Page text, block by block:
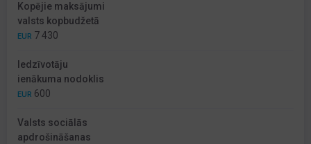
Kopējie maksājumi
valsts kopbudžetā
EUR 7 430
Iedzīvotāju
ienākuma nodoklis
EUR 600
Valsts sociālās
apdrošināšanas